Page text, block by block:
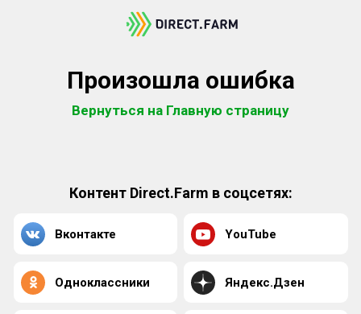
Произошла ошибка
Вернуться на Главную страницу
Контент Direct.Farm в соцсетях:
Вконтакте YouTube
Одноклассники Яндекс.Дзен